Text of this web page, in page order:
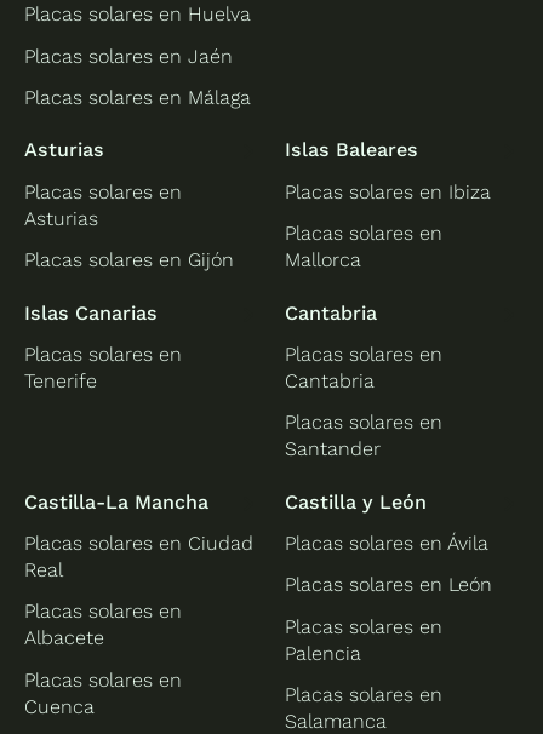
Placas solares en Huelva
Placas solares en Jaén
Placas solares en Málaga
Asturias
Placas solares en
Asturias
Placas solares en Gijón
Islas Baleares
Placas solares en Ibiza
Placas solares en
Mallorca
Islas Canarias
Placas solares en
Tenerife
Cantabria
Placas solares en
Cantabria
Placas solares en
Santander
Castilla-La Mancha
Placas solares en Ciudad
Real
Placas solares en
Albacete
Placas solares en
Cuenca
Castilla y León
Placas solares en Ávila
Placas solares en León
Placas solares en
Palencia
Placas solares en
Salamanca